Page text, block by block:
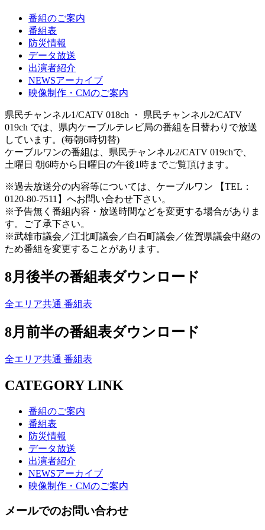
番組のご案内
番組表
防災情報
データ放送
出演者紹介
NEWSアーカイブ
映像制作・CMのご案内
県民チャンネル1/CATV 018ch ・ 県民チャンネル2/CATV
019ch では、県内ケーブルテレビ局の番組を日替わりで放送
しています。(毎朝6時切替)
ケーブルワンの番組は、県民チャンネル2/CATV 019chで、
土曜日 朝6時から日曜日の午後1時までご覧頂けます。
※過去放送分の内容等については、ケーブルワン 【TEL：
0120-80-7511】へお問い合わせ下さい。
※予告無く番組内容・放送時間などを変更する場合がありま
す。ご了承下さい。
※武雄市議会／江北町議会／白石町議会／佐賀県議会中継の
ため番組を変更することがあります。
8月後半の番組表ダウンロード
全エリア共通 番組表
8月前半の番組表ダウンロード
全エリア共通 番組表
CATEGORY LINK
番組のご案内
番組表
防災情報
データ放送
出演者紹介
NEWSアーカイブ
映像制作・CMのご案内
メールでのお問い合わせ